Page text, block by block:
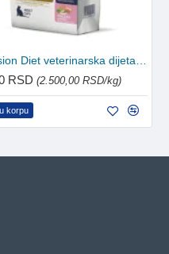
RSD (2.500,00 RSD/kg)
korpu